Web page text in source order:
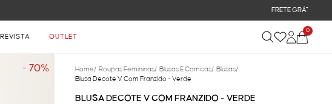
REVISTA OUTLET
0
- 70% Home/ Roupas Femininas/ Blusas E Camisas/ Blusas/
Blusa Decote V Com Franzido - Verde
BLUSA DECOTE V COM FRANZIDO - VERDE